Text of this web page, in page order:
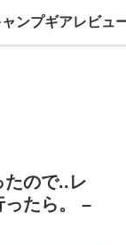
たので..レ
ったら。 –
ャンプギアレビュ